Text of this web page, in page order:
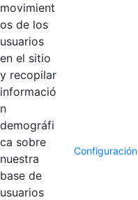
Inicio
Nombre
Carpetas
movimient
os de los
usuarios
en el sitio
y recopilar
informació
n
demográfi
ca sobre
nuestra
base de
usuarios
Configuración